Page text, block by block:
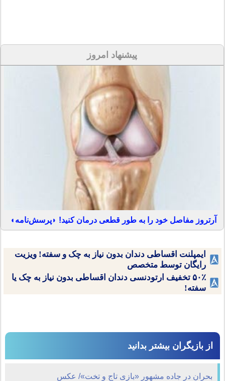
پیشنهاد امروز
آرتروز مفاصل خود را به طور قطعی درمان کنید! ◗پرسش‌نامه◖
ایمپلنت اقساطی دندان بدون نیاز به چک و سفته! ویزیت
رایگان توسط متخصص
۵۰٪ تخفیف ارتودنسی دندان اقساطی بدون نیاز به چک یا
سفته!
از بازیگران بیشتر بدانید
بحران در جاده مشهور «بازی تاج و تخت»/ عکس